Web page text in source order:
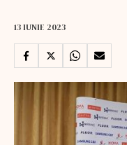
13 IUNIE 2023